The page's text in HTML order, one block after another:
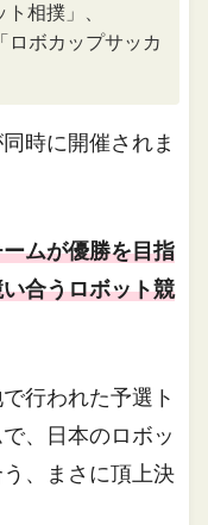
相撲」、
ロボカップサッカ
時に開催されま
ムが優勝を目指
合うロボット競
行われた予選ト
、日本のロボッ
、まさに頂上決